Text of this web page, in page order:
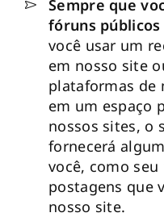
Sempre que
fóruns públicos
você usar um
em nosso site
plataformas de
em um espaço
nossos sites, o
fornecerá
você, como
postagens que
nosso site.